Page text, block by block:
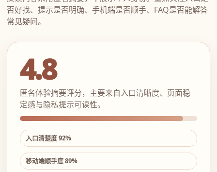
否好找、提示是否明确、手机端是否顺手、FAQ是否能解答
常见疑问。
4.8
匿名体验摘要评分，主要来自入口清晰度、页面稳
定感与隐私提示可读性。
入口清楚度 92%
移动端顺手度 89%